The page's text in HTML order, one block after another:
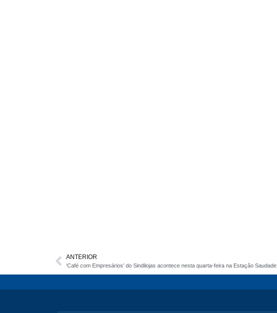
ANTERIOR
‘Café com Empresários’ do Sindilojas acontece nesta quarta-feira na Estação Saudade